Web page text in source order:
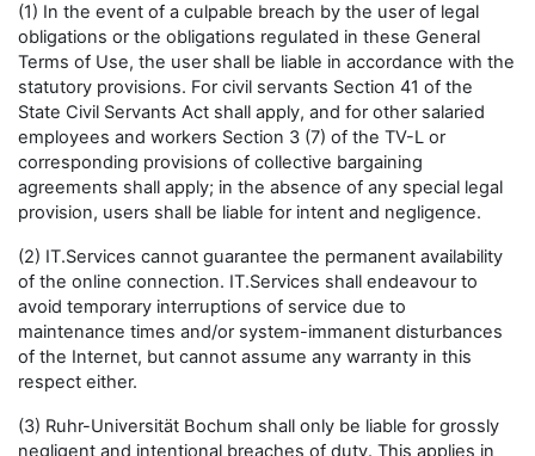
(1) In the event of a culpable breach by the user of legal
obligations or the obligations regulated in these General
Terms of Use, the user shall be liable in accordance with the
statutory provisions. For civil servants Section 41 of the
State Civil Servants Act shall apply, and for other salaried
employees and workers Section 3 (7) of the TV-L or
corresponding provisions of collective bargaining
agreements shall apply; in the absence of any special legal
provision, users shall be liable for intent and negligence.
(2) IT.Services cannot guarantee the permanent availability
of the online connection. IT.Services shall endeavour to
avoid temporary interruptions of service due to
maintenance times and/or system-immanent disturbances
of the Internet, but cannot assume any warranty in this
respect either.
(3) Ruhr-Universität Bochum shall only be liable for grossly
negligent and intentional breaches of duty. This applies in